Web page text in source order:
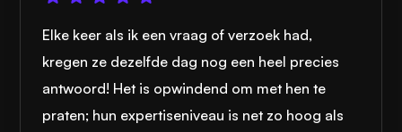
Elke keer als ik een vraag of verzoek had,
kregen ze dezelfde dag nog een heel precies
antwoord! Het is opwindend om met hen te
praten; hun expertiseniveau is net zo hoog als